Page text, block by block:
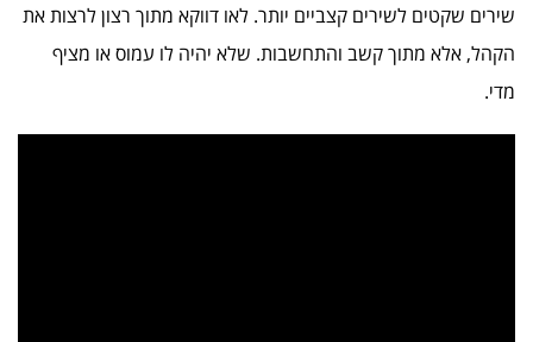
שירים שקטים לשירים קצביים יותר. לאו דווקא מתוך רצון לרצות את
הקהל, אלא מתוך קשב והתחשבות. שלא יהיה לו עמוס או מציף
מדי.